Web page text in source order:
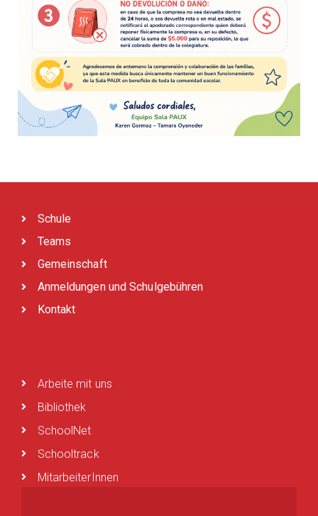
Schule
Teams
Gemeinschaft
Anmeldungen und Schulgebühren
Kontakt
Arbeite mit uns
Bibliothek
SchoolNet
Schooltrack
MitarbeiterInnen